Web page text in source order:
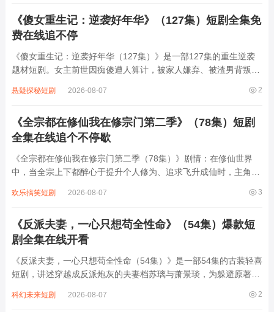
《傻女重生记：逆袭好年华》（127集）短剧全集免
费在线追不停
《傻女重生记：逆袭好年华（127集）》是一部127集的重生逆袭
题材短剧。女主前世因痴傻遭人算计，被家人嫌弃、被渣男背叛，
面对曾经伤害她的人，她巧妙反击，让恶毒继母、虚伪妹妹等阴谋
2
悬疑探秘短剧 2026-08-07
《全宗都在修仙我在修宗门第二季》（78集）短剧
全集在线追个不停歇
《全宗都在修仙我在修宗门第二季（78集）》剧情：在修仙世界
中，当全宗上下都醉心于提升个人修为、追求飞升成仙时，主角却
四处收集资源，升级宗门设施，吸引各方人才。期间，他不仅要应
3
欢乐搞笑短剧 2026-08-07
《反派夫妻，一心只想苟全性命》（54集）爆款短
剧全集在线开看
《反派夫妻，一心只想苟全性命（54集）》是一部54集的古装轻喜
短剧，讲述穿越成反派炮灰的夫妻档苏璃与萧景琰，为躲避原著中
“保命求生”的爆笑日常。两人表面装傻充愣，暗中破解阴谋，从互
2
科幻未来短剧 2026-08-07